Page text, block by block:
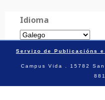
Idioma
Servizo de Publicacións
Campus Vida . 15782